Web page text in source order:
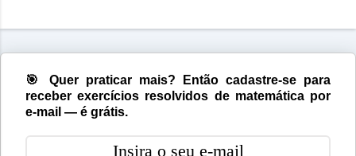
🎯 Quer praticar mais? Então cadastre-se para
receber exercícios resolvidos de matemática por
e-mail — é grátis.